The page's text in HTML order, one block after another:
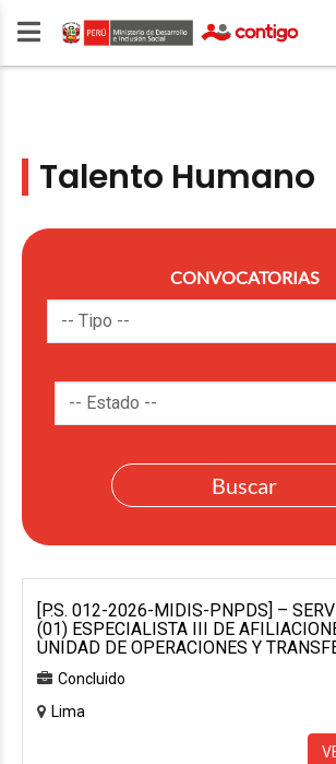
Talento Humano
CONVOCATORIAS
[P.S. 012-2026-MIDIS-PNPDS] –
(01) ESPECIALISTA III DE
UNIDAD DE OPERACIONES Y
Concluido
Lima